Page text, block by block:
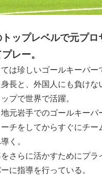
ップレベルで元プロ
レー。
は珍しいゴールキーパー
長と、外国人にも負けな
プで世界で活躍。
元岩手でのゴールキーパ
チをしてからすぐにチー
く。
さらに活かすためにプラ
に指導を行っている。